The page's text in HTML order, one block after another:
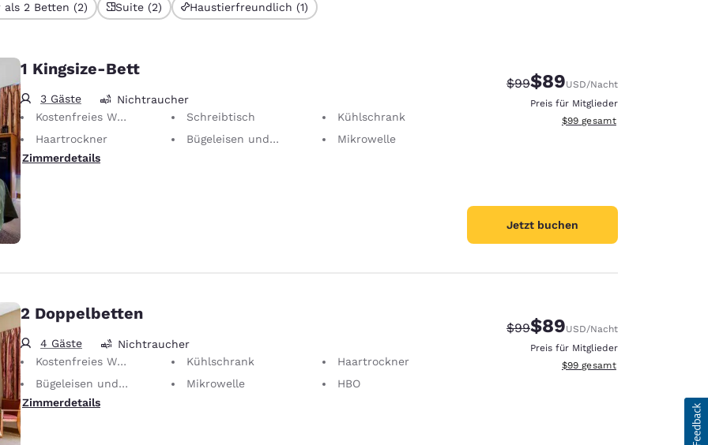
als 2 Betten (2) Suite (2) Haustierfreundlich (1)
1 Kingsize-Bett
3 Gäste
Nichtraucher
Kostenfreies WLAN
Schreibtisch
Kühlschrank
Haartrockner
Bügeleisen und Bügelbrett
Mikrowelle
Zimmerdetails
Durchgestrichener Preis:
$99Vergünstigter Preis:
$89USD/Nacht
Preis für Mitglieder
Geschätzte Gesamtdetails
$99 gesamt
Jetzt buchen
2 Doppelbetten
4 Gäste
Nichtraucher
Kostenfreies WLAN
Kühlschrank
Haartrockner
Bügeleisen und Bügelbrett
Mikrowelle
HBO
Zimmerdetails
Durchgestrichener Preis:
$99Vergünstigter Preis:
$89USD/Nacht
Preis für Mitglieder
Geschätzte Gesamtdetails
$99 gesamt